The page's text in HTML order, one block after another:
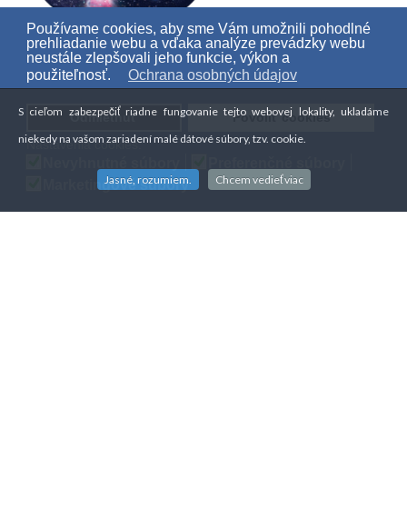
Používame cookies, aby sme Vám umožnili pohodlné
prehliadanie webu a vďaka analýze prevádzky webu
neustále zlepšovali jeho funkcie, výkon a
použiteľnosť.
Ochrana osobných údajov
Odmietnuť
Povoliť cookies
Nastavenia cookies:
Marketingové súbory
Disk pre planetárium - Galaxie
29 €
S cieľom zabezpečiť riadne fungovanie tejto webovej lokality, ukladáme
niekedy na vašom zariadení malé dátové súbory, tzv. cookie.
Jasné, rozumiem. Chcem vedieť viac